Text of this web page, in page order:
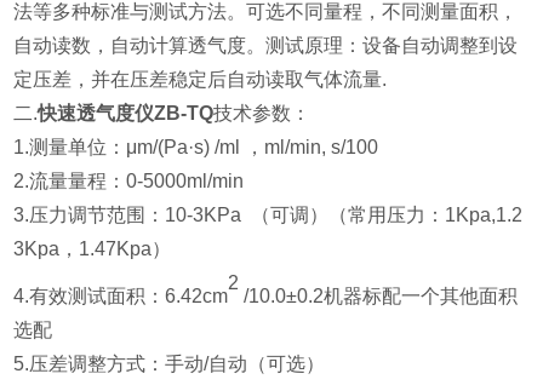
法等多种标准与测试方法。可选不同量程，不同测量面积，
自动读数，自动计算透气度。测试原理：设备自动调整到设
定压差，并在压差稳定后自动读取气体流量.
二.快速透气度仪ZB-TQ技术参数：
1.测量单位：μm/(Pa·s) /ml ，ml/min, s/100
2.流量量程：0-5000ml/min
3.压力调节范围：10-3KPa （可调）（常用压力：1Kpa,1.2
3Kpa，1.47Kpa）
4.有效测试面积：6.42cm
2
/10.0±0.2机器标配一个其他面积
选配
5.压差调整方式：手动/自动（可选）